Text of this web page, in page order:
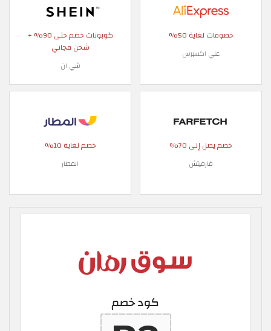
خصومات لغاية 50%
علي اكسبرس
كوبونات خصم حتى 90% +
شحن مجاني
شي ان
خصم يصل إلى 70%
فارفيتش
خصم لغاية 10%
المطار